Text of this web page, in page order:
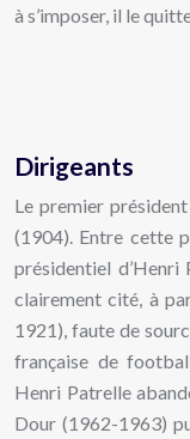
à s’imposer, il le
Dirigeants
Le premier
(1904). Entre cette
présidentiel d’Henri
clairement cité, à
1921), faute de
française de
Henri Patrelle
Dour (1962-1963)